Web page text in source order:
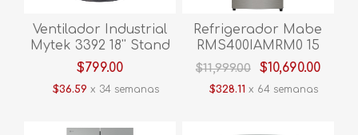
Ventilador Industrial
Mytek 3392 18'' Stand
Fan
$799.00
$36.59 x 34 semanas
Refrigerador Mabe
RMS400IAMRM0 15
Pies Grafito
$11,999.00 $10,690.00
$328.11 x 64 semanas